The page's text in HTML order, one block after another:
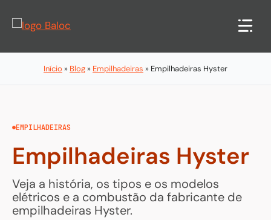
para
conteúdo
Início » Blog » Empilhadeiras » Empilhadeiras Hyster
EMPILHADEIRAS
Empilhadeiras Hyster
Veja a história, os tipos e os modelos
elétricos e a combustão da fabricante de
empilhadeiras Hyster.